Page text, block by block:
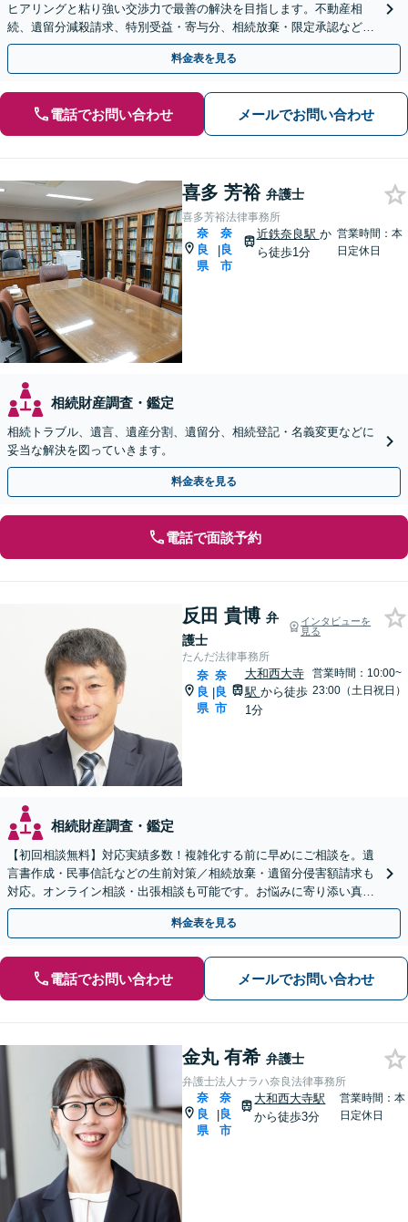
ヒアリングと粘り強い交渉力で最善の解決を目指します。不動産相
続、遺留分減殺請求、特別受益・寄与分、相続放棄・限定承認など実
績多数。遺言書作成もお任せください。【初回面談無料】
料金表を見る
電話でお問い合わせ メールでお問い合わせ
喜多 芳裕 弁護士
喜多芳裕法律事務所
奈
良
県
|
奈
良
市
近鉄奈良駅 か
ら徒歩1分
営業時間：本
日定休日
相続財産調査・鑑定
相続トラブル、遺言、遺産分割、遺留分、相続登記・名義変更などに
妥当な解決を図っていきます。
料金表を見る
電話で面談予約
反田 貴博 弁
護士
インタビューを
見る
たんだ法律事務所
奈
良
県
|
奈
良
市
大和西大寺
駅 から徒歩
1分
営業時間：10:00~
23:00（土日祝日）
相続財産調査・鑑定
【初回相談無料】対応実績多数！複雑化する前に早めにご相談を。遺
言書作成・民事信託などの生前対策／相続放棄・遺留分侵害額請求も
対応。オンライン相談・出張相談も可能です。お悩みに寄り添い真摯
に対応します【休日・夜間対応可】【大和西大寺駅1分】
料金表を見る
電話でお問い合わせ メールでお問い合わせ
金丸 有希 弁護士
弁護士法人ナラハ奈良法律事務所
奈
良
県
|
奈
良
市
大和西大寺駅
から徒歩3分
営業時間：本
日定休日